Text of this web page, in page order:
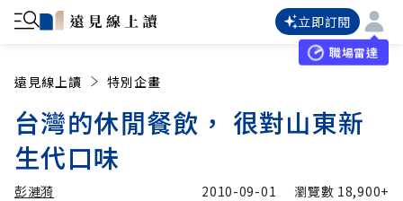
立即訂閱
職場雷達
遠見線上讀 特別企畫
台灣的休閒餐飲， 很對山東新
生代口味
彭漣漪 2010-09-01 瀏覽數 18,900+